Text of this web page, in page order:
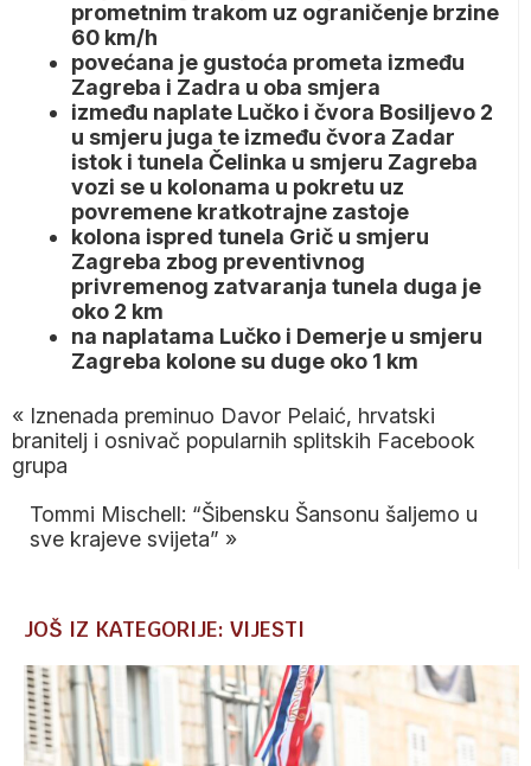
prometnim trakom uz ograničenje brzine
60 km/h
povećana je gustoća prometa između
Zagreba i Zadra u oba smjera
između naplate Lučko i čvora Bosiljevo 2
u smjeru juga te između čvora Zadar
istok i tunela Čelinka u smjeru Zagreba
vozi se u kolonama u pokretu uz
povremene kratkotrajne zastoje
kolona ispred tunela Grič u smjeru
Zagreba zbog preventivnog
privremenog zatvaranja tunela duga je
oko 2 km
na naplatama Lučko i Demerje u smjeru
Zagreba kolone su duge oko 1 km
« Iznenada preminuo Davor Pelaić, hrvatski
branitelj i osnivač popularnih splitskih Facebook
grupa
Tommi Mischell: “Šibensku Šansonu šaljemo u
sve krajeve svijeta” »
JOŠ IZ KATEGORIJE: VIJESTI